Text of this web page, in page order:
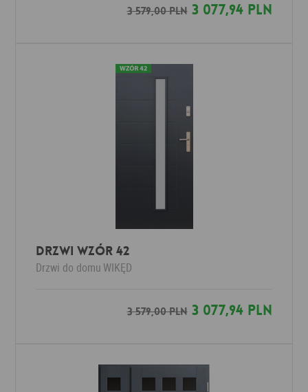
3 579,00 PLN3 077,94 PLN
DRZWI WZÓR 42
Drzwi do domu WIKĘD
3 579,00 PLN3 077,94 PLN